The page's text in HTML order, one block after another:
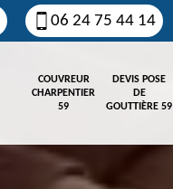
06 24 75 44 14
COUVREUR
CHARPENTIER
59
DEVIS POSE
DE
GOUTTIÈRE 59